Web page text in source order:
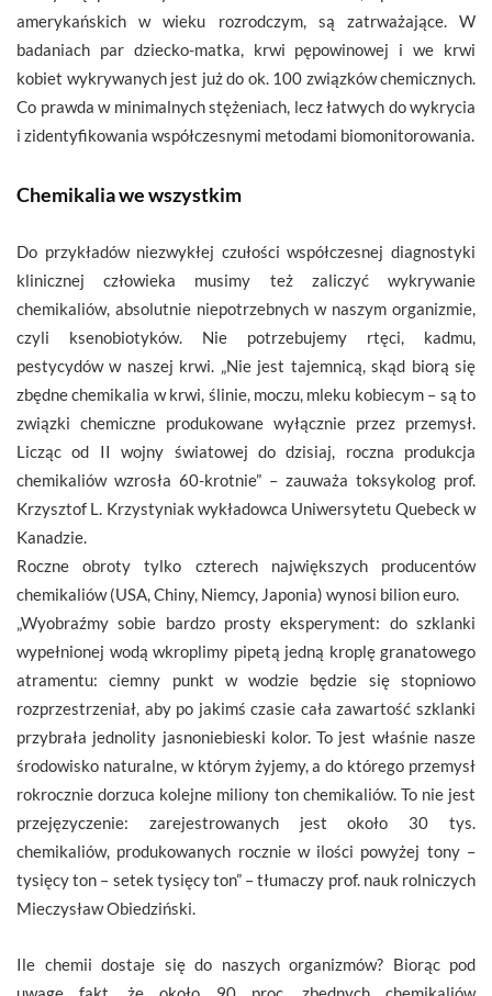
amerykańskich w wieku rozrodczym, są zatrważające. W
badaniach par dziecko-matka, krwi pępowinowej i we krwi
kobiet wykrywanych jest już do ok. 100 związków chemicznych.
Co prawda w minimalnych stężeniach, lecz łatwych do wykrycia
i zidentyfikowania współczesnymi metodami biomonitorowania.
Chemikalia we wszystkim
Do przykładów niezwykłej czułości współczesnej diagnostyki
klinicznej człowieka musimy też zaliczyć wykrywanie
chemikaliów, absolutnie niepotrzebnych w naszym organizmie,
czyli ksenobiotyków. Nie potrzebujemy rtęci, kadmu,
pestycydów w naszej krwi. „Nie jest tajemnicą, skąd biorą się
zbędne chemikalia w krwi, ślinie, moczu, mleku kobiecym – są to
związki chemiczne produkowane wyłącznie przez przemysł.
Licząc od II wojny światowej do dzisiaj, roczna produkcja
chemikaliów wzrosła 60-krotnie” – zauważa toksykolog prof.
Krzysztof L. Krzystyniak wykładowca Uniwersytetu Quebeck w
Kanadzie.
Roczne obroty tylko czterech największych producentów
chemikaliów (USA, Chiny, Niemcy, Japonia) wynosi bilion euro.
„Wyobraźmy sobie bardzo prosty eksperyment: do szklanki
wypełnionej wodą wkroplimy pipetą jedną kroplę granatowego
atramentu: ciemny punkt w wodzie będzie się stopniowo
rozprzestrzeniał, aby po jakimś czasie cała zawartość szklanki
przybrała jednolity jasnoniebieski kolor. To jest właśnie nasze
środowisko naturalne, w którym żyjemy, a do którego przemysł
rokrocznie dorzuca kolejne miliony ton chemikaliów. To nie jest
przejęzyczenie: zarejestrowanych jest około 30 tys.
chemikaliów, produkowanych rocznie w ilości powyżej tony –
tysięcy ton – setek tysięcy ton” – tłumaczy prof. nauk rolniczych
Mieczysław Obiedziński.
Ile chemii dostaje się do naszych organizmów? Biorąc pod